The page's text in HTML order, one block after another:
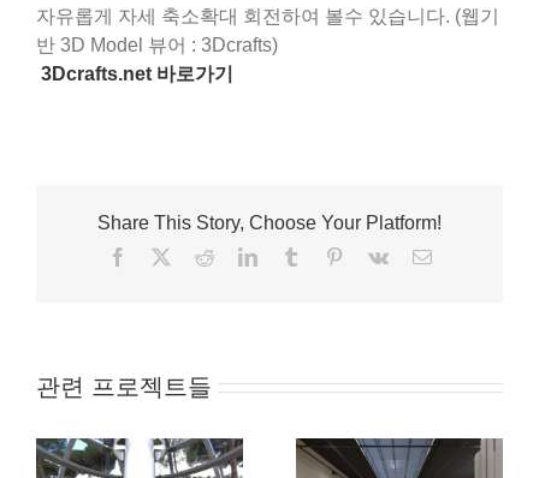
자유롭게 자세 축소확대 회전하여 볼수 있습니다. (웹기
반 3D Model 뷰어 : 3Dcrafts)
3Dcrafts.net 바로가기
Share This Story, Choose Your Platform!
Facebook RedditLinkedInTumblr Pinterest
Vk
이
관련 프로젝트들